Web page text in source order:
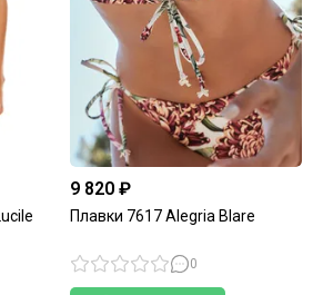
9 820 ₽
Плавки 7617 Alegria Blare
0